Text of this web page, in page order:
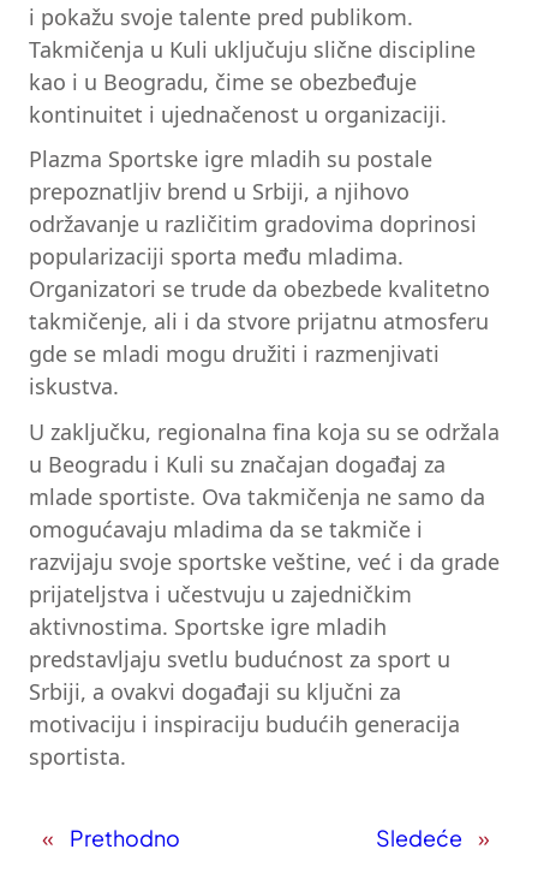
i pokažu svoje talente pred publikom.
Takmičenja u Kuli uključuju slične discipline
kao i u Beogradu, čime se obezbeđuje
kontinuitet i ujednačenost u organizaciji.
Plazma Sportske igre mladih su postale
prepoznatljiv brend u Srbiji, a njihovo
održavanje u različitim gradovima doprinosi
popularizaciji sporta među mladima.
Organizatori se trude da obezbede kvalitetno
takmičenje, ali i da stvore prijatnu atmosferu
gde se mladi mogu družiti i razmenjivati
iskustva.
U zaključku, regionalna fina koja su se održala
u Beogradu i Kuli su značajan događaj za
mlade sportiste. Ova takmičenja ne samo da
omogućavaju mladima da se takmiče i
razvijaju svoje sportske veštine, već i da grade
prijateljstva i učestvuju u zajedničkim
aktivnostima. Sportske igre mladih
predstavljaju svetlu budućnost za sport u
Srbiji, a ovakvi događaji su ključni za
motivaciju i inspiraciju budućih generacija
sportista.
« Prethodno Sledeće »